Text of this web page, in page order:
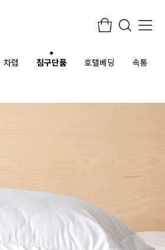
차렵 침구단품 호텔베딩 속통